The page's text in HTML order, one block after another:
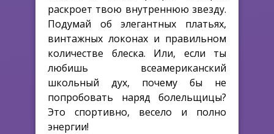
раскроет твою внутреннюю звезду.
Подумай об элегантных платьях,
винтажных локонах и правильном
количестве блеска. Или, если ты
любишь всеамериканский
школьный дух, почему бы не
попробовать наряд болельщицы?
Это спортивно, весело и полно
энергии!